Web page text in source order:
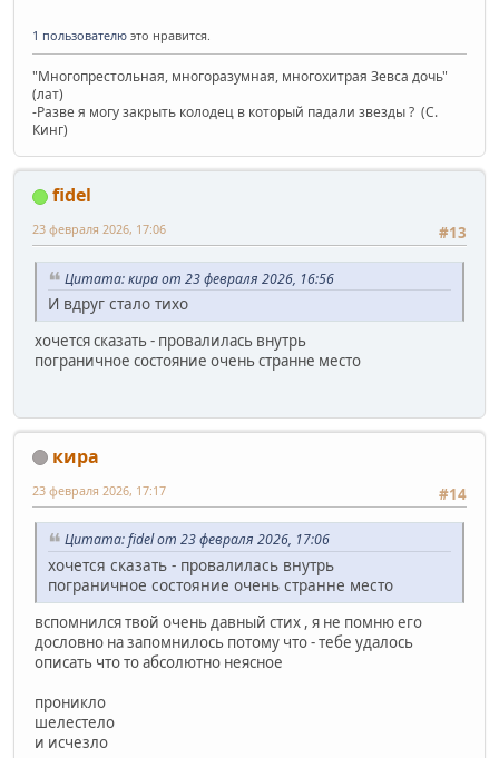
1 пользователю это нравится.
"Многопрестольная, многоразумная, многохитрая Зевса дочь"
(лат)
-Разве я могу закрыть колодец в который падали звезды ? (C.
Кинг)
fidel
#13
23 февраля 2026, 17:06
Цитата: кира от 23 февраля 2026, 16:56
И вдруг стало тихо
хочется сказать - провалилась внутрь
пограничное состояние очень странне место
кира
#14
23 февраля 2026, 17:17
Цитата: fidel от 23 февраля 2026, 17:06
хочется сказать - провалилась внутрь
пограничное состояние очень странне место
вспомнился твой очень давный стих , я не помню его
дословно на запомнилось потому что - тебе удалось
описать что то абсолютно неясное
проникло
шелестело
и исчезло